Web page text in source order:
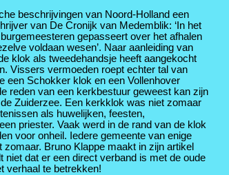
beschrijvingen van Noord-Holland een
van De Cronijk van Medemblik: ‘In het
gepasseert over het afhalen
voldaan wesen’. Naar aanleiding van
klok als tweedehandsje heeft aangekocht
Vissers vermoeden roept echter tal van
een Schokker klok en een Vollenhover
reden van een kerkbestuur geweest kan zijn
Zuiderzee. Een kerkklok was niet zomaar
als huwelijken, feesten,
priester. Vaak werd in de rand van de klok
voor onheil. Iedere gemeente van enige
Bruno Klappe maakt in zijn artikel
dat er een direct verband is met de oude
verhaal te betrekken!